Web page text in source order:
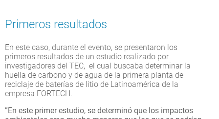
Primeros resultados
En este caso, durante el evento, se presentaron los
primeros resultados de un estudio realizado por
investigadores del TEC, el cual buscaba determinar la
huella de carbono y de agua de la primera planta de
reciclaje de baterías de litio de Latinoamérica de la
empresa FORTECH.
”En este primer estudio, se determinó que los impactos